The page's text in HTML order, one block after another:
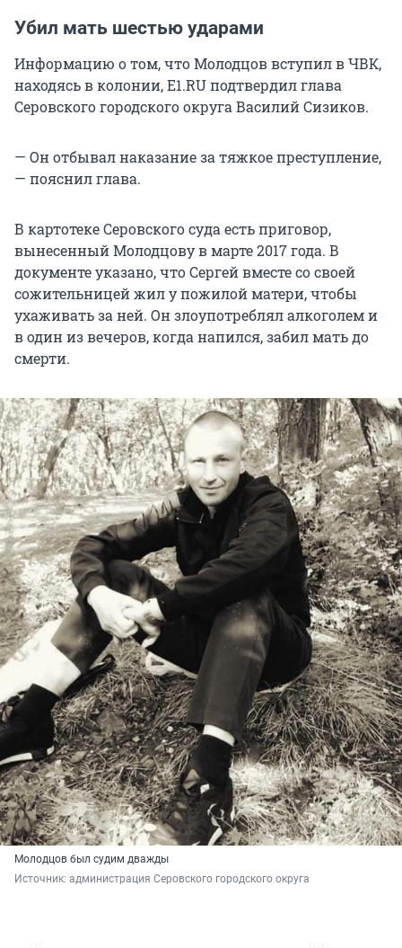
Убил мать шестью ударами
Информацию о том, что Молодцов вступил в ЧВК,
находясь в колонии, E1.RU подтвердил глава
Серовского городского округа Василий Сизиков.
— Он отбывал наказание за тяжкое преступление,
— пояснил глава.
В картотеке Серовского суда есть приговор,
вынесенный Молодцову в марте 2017 года. В
документе указано, что Сергей вместе со своей
сожительницей жил у пожилой матери, чтобы
ухаживать за ней. Он злоупотреблял алкоголем и
в один из вечеров, когда напился, забил мать до
смерти.
Молодцов был судим дважды
Источник: администрация Серовского городского округа